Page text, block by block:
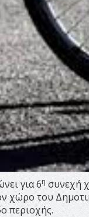
για 6η συνεχή
χώρο του
περιοχής.